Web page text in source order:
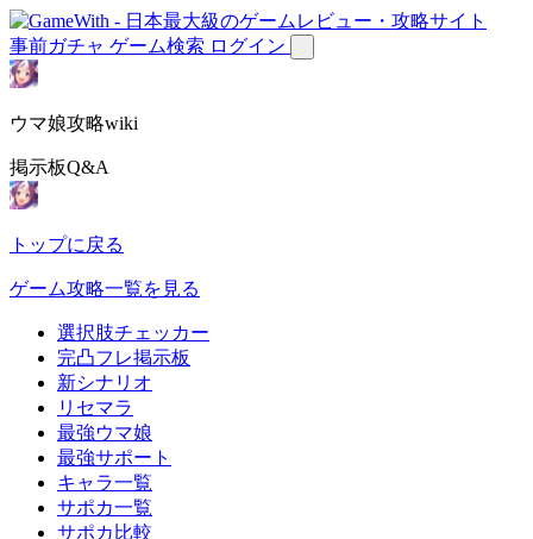
事前ガチャ ゲーム検索 ログイン
ウマ娘攻略wiki
掲示板Q&A
トップに戻る
ゲーム攻略一覧を見る
選択肢チェッカー
完凸フレ掲示板
新シナリオ
リセマラ
最強ウマ娘
最強サポート
キャラ一覧
サポカ一覧
サポカ比較